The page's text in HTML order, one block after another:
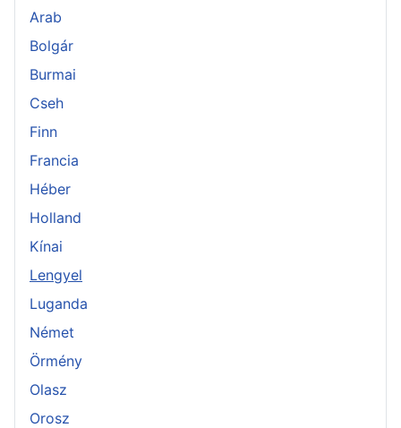
Arab
Bolgár
Burmai
Cseh
Finn
Francia
Héber
Holland
Kínai
Lengyel
Luganda
Német
Örmény
Olasz
Orosz